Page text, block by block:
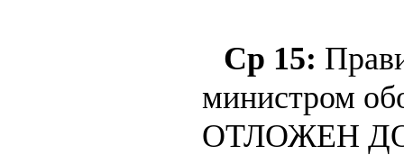
Ср 15:
министром
ОТЛОЖЕН